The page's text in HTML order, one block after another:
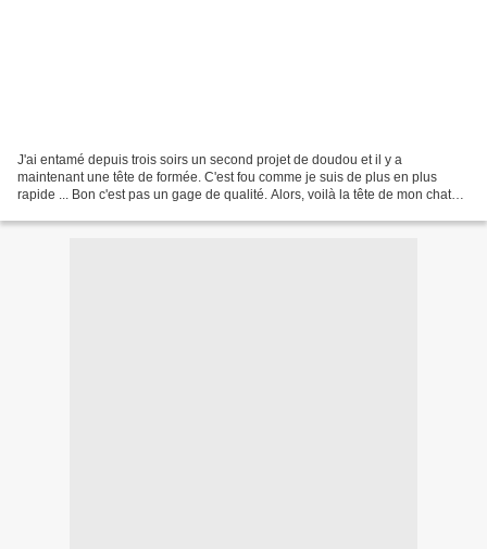
J'ai entamé depuis trois soirs un second projet de doudou et il y a
maintenant une tête de formée. C'est fou comme je suis de plus en plus
rapide ... Bon c'est pas un gage de qualité. Alors, voilà la tête de mon chat